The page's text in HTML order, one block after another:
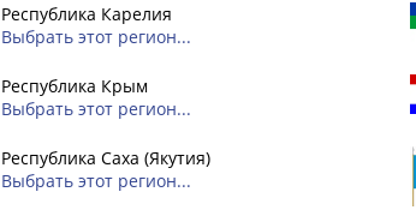
Республика Карелия
Выбрать этот регион...
Республика Крым
Выбрать этот регион...
Республика Саха (Якутия)
Выбрать этот регион...